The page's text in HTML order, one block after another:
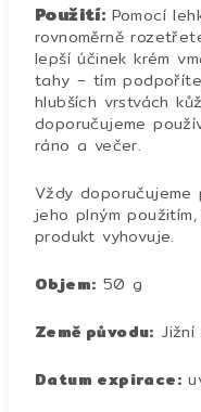
Použití: Pomocí
rovnoměrně
lepší účinek krém
tahy – tím
hlubších vrstvách
doporučujeme
ráno a večer.
Vždy
jeho plným
produkt vyhovuje.
Objem: 50 g
Země původu: Jižní
Datum expirace: